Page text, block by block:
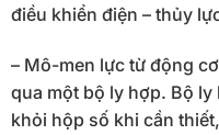
điều khiển điện – thủy
– Mô-men lực từ động
qua một bộ ly hợp. Bộ
khỏi hộp số khi cần